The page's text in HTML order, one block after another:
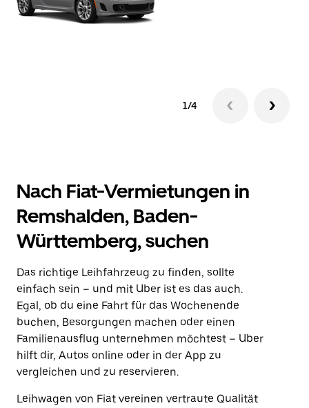
1/4
Nach Fiat-Vermietungen in
Remshalden, Baden-
Württemberg, suchen
Das richtige Leihfahrzeug zu finden, sollte
einfach sein – und mit Uber ist es das auch.
Egal, ob du eine Fahrt für das Wochenende
buchen, Besorgungen machen oder einen
Familienausflug unternehmen möchtest – Uber
hilft dir, Autos online oder in der App zu
vergleichen und zu reservieren.
Leihwagen von Fiat vereinen vertraute Qualität